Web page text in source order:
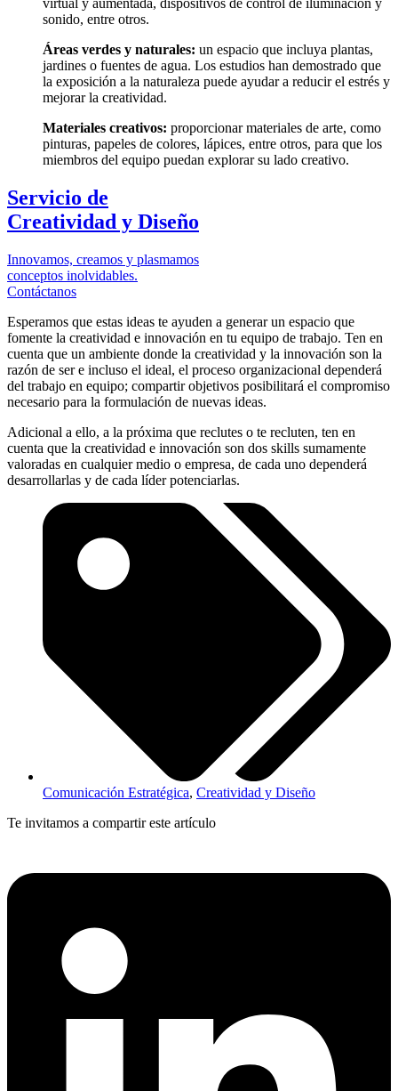
virtual y aumentada, dispositivos de control de iluminación y
sonido, entre otros.
Áreas verdes y naturales: un espacio que incluya plantas,
jardines o fuentes de agua. Los estudios han demostrado que
la exposición a la naturaleza puede ayudar a reducir el estrés y
mejorar la creatividad.
Materiales creativos: proporcionar materiales de arte, como
pinturas, papeles de colores, lápices, entre otros, para que los
miembros del equipo puedan explorar su lado creativo.
Servicio de
Creatividad y Diseño
Innovamos, creamos y plasmamos
conceptos inolvidables.
Contáctanos
Esperamos que estas ideas te ayuden a generar un espacio que
fomente la creatividad e innovación en tu equipo de trabajo. Ten en
cuenta que un ambiente donde la creatividad y la innovación son la
razón de ser e incluso el ideal, el proceso organizacional dependerá
del trabajo en equipo; compartir objetivos posibilitará el compromiso
necesario para la formulación de nuevas ideas.
Adicional a ello, a la próxima que reclutes o te recluten, ten en
cuenta que la creatividad e innovación son dos skills sumamente
valoradas en cualquier medio o empresa, de cada uno dependerá
desarrollarlas y de cada líder potenciarlas.
Comunicación Estratégica, Creatividad y Diseño
Te invitamos a compartir este artículo